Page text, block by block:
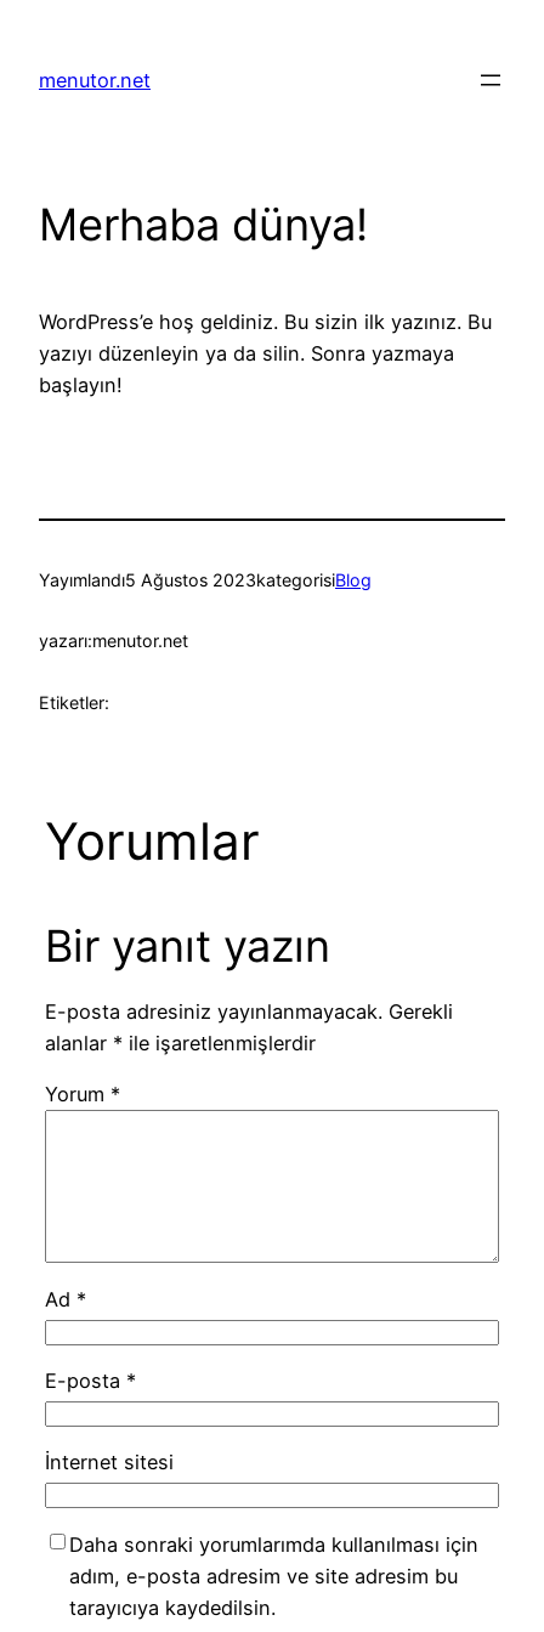
menutor.net
Merhaba dünya!
WordPress’e hoş geldiniz. Bu sizin ilk yazınız. Bu
yazıyı düzenleyin ya da silin. Sonra yazmaya
başlayın!
Yayımlandı5 Ağustos 2023kategorisiBlog
yazarı:menutor.net
Etiketler:
Yorumlar
Bir yanıt yazın
E-posta adresiniz yayınlanmayacak. Gerekli
alanlar * ile işaretlenmişlerdir
Yorum *
Ad *
E-posta *
İnternet sitesi
Daha sonraki yorumlarımda kullanılması için
adım, e-posta adresim ve site adresim bu
tarayıcıya kaydedilsin.